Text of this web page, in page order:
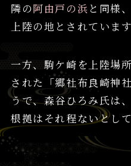
隣の阿由戸の浜 と同様
上陸の地とされています
一方、駒ケ崎を上陸場
された「郷社布良崎神
うで、森谷ひろみ氏は
根拠はそれ程ないとし